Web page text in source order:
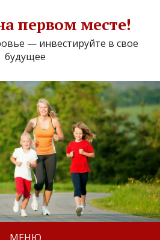
первом месте!
— инвестируйте в свое
будущее